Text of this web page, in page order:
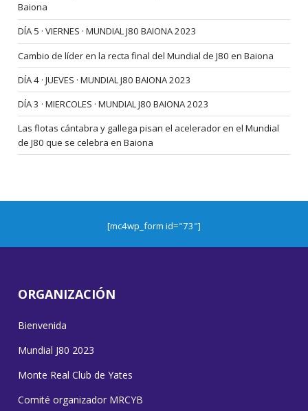
Baiona
DÍA 5 · VIERNES · MUNDIAL J80 BAIONA 2023
Cambio de líder en la recta final del Mundial de J80 en Baiona
DÍA 4 · JUEVES · MUNDIAL J80 BAIONA 2023
DÍA 3 · MIERCOLES · MUNDIAL J80 BAIONA 2023
Las flotas cántabra y gallega pisan el acelerador en el Mundial
de J80 que se celebra en Baiona
[mc4wp_form id="73"]
ORGANIZACIÓN
Bienvenida
Mundial J80 2023
Monte Real Club de Yates
Comité organizador MRCYB